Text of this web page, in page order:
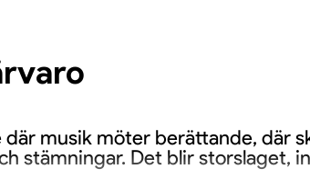
musik möter berättande, där
stämningar. Det blir storslaget,